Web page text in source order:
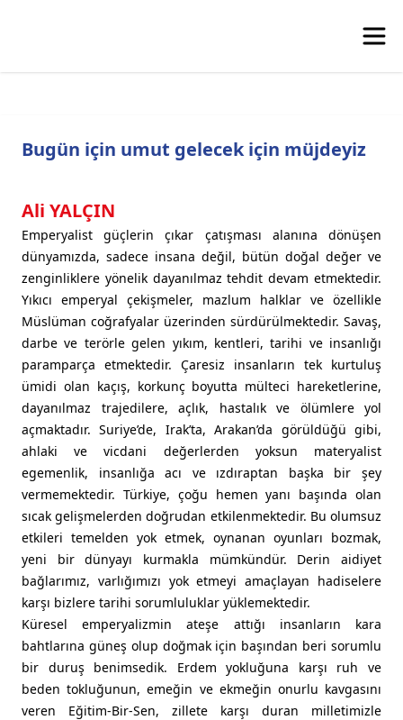
Bugün için umut gelecek için müjdeyiz
Ali YALÇIN
Emperyalist güçlerin çıkar çatışması alanına dönüşen
dünyamızda, sadece insana değil, bütün doğal değer ve
zenginliklere yönelik dayanılmaz tehdit devam etmektedir.
Yıkıcı emperyal çekişmeler, mazlum halklar ve özellikle
Müslüman coğrafyalar üzerinden sürdürülmektedir. Savaş,
darbe ve terörle gelen yıkım, kentleri, tarihi ve insanlığı
paramparça etmektedir. Çaresiz insanların tek kurtuluş
ümidi olan kaçış, korkunç boyutta mülteci hareketlerine,
dayanılmaz trajedilere, açlık, hastalık ve ölümlere yol
açmaktadır. Suriye’de, Irak’ta, Arakan’da görüldüğü gibi,
ahlaki ve vicdani değerlerden yoksun materyalist
egemenlik, insanlığa acı ve ızdıraptan başka bir şey
vermemektedir. Türkiye, çoğu hemen yanı başında olan
sıcak gelişmelerden doğrudan etkilenmektedir. Bu olumsuz
etkileri temelden yok etmek, oynanan oyunları bozmak,
yeni bir dünyayı kurmakla mümkündür. Derin aidiyet
bağlarımız, varlığımızı yok etmeyi amaçlayan hadiselere
karşı bizlere tarihi sorumluluklar yüklemektedir.
Küresel emperyalizmin ateşe attığı insanların kara
bahtlarına güneş olup doğmak için başından beri sorumlu
bir duruş benimsedik. Erdem yokluğuna karşı ruh ve
beden tokluğunun, emeğin ve ekmeğin onurlu kavgasını
veren Eğitim-Bir-Sen, zillete karşı duran milletimizle